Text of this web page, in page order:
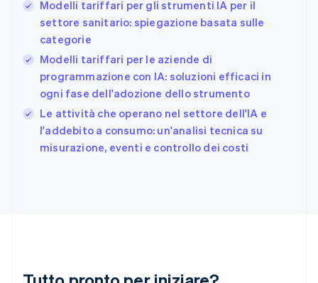
Modelli tariffari per gli strumenti IA per il
settore sanitario: spiegazione basata sulle
categorie
Modelli tariffari per le aziende di
programmazione con IA: soluzioni efficaci in
ogni fase dell'adozione dello strumento
Le attività che operano nel settore dell'IA e
l'addebito a consumo: un'analisi tecnica su
misurazione, eventi e controllo dei costi
Germania
DeutschEnglish
Giappone
Gibilterra
English
Grecia
English
India